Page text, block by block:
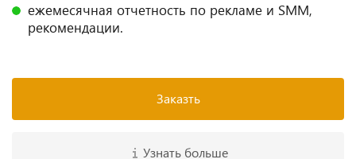
ежемесячная отчетность по рекламе и SMM,
рекомендации.
Заказть
Узнать больше